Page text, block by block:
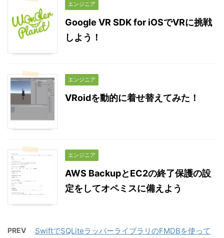
エンジニア
Google VR SDK for iOSでVRに挑戦
しよう！
エンジニア
VRoidを動的に着せ替えてみた！
エンジニア
AWS BackupとEC2の終了保護の設
定をしてオペミスに備えよう
PREV
SwiftでSQLiteラッパーライブラリのFMDBを使って